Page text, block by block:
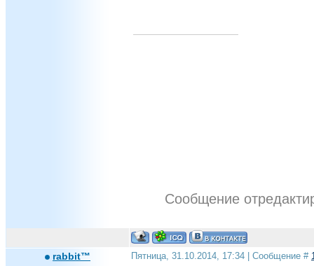
Сообщение
rabbit™ Пятница, 31.10.2014, 17:34 | Сообщение #